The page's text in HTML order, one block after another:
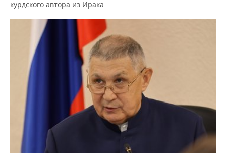
курдского автора из Ирака